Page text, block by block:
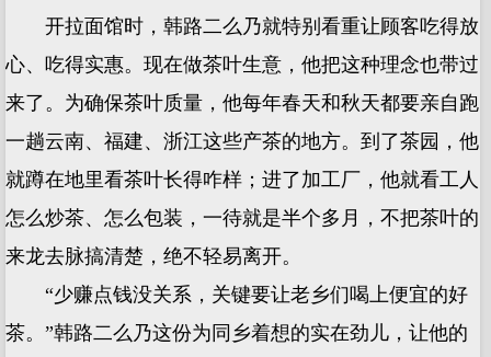
开拉面馆时，韩路二么乃就特别看重让顾客吃得放
心、吃得实惠。现在做茶叶生意，他把这种理念也带过
来了。为确保茶叶质量，他每年春天和秋天都要亲自跑
一趟云南、福建、浙江这些产茶的地方。到了茶园，他
就蹲在地里看茶叶长得咋样；进了加工厂，他就看工人
怎么炒茶、怎么包装，一待就是半个多月，不把茶叶的
来龙去脉搞清楚，绝不轻易离开。
“少赚点钱没关系，关键要让老乡们喝上便宜的好
茶。”韩路二么乃这份为同乡着想的实在劲儿，让他的